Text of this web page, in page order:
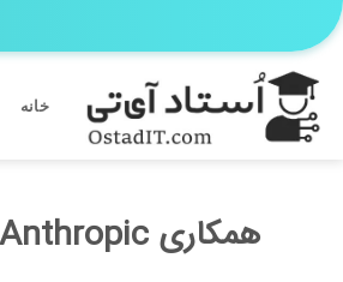
Skip
to
content
خانه